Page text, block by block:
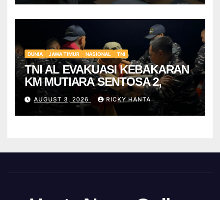
DUNIA JAWA TIMUR NASIONAL TNI
TNI AL EVAKUASI KEBAKARAN
KM MUTIARA SENTOSA 2,
AUGUST 3, 2026 RICKY HANTA